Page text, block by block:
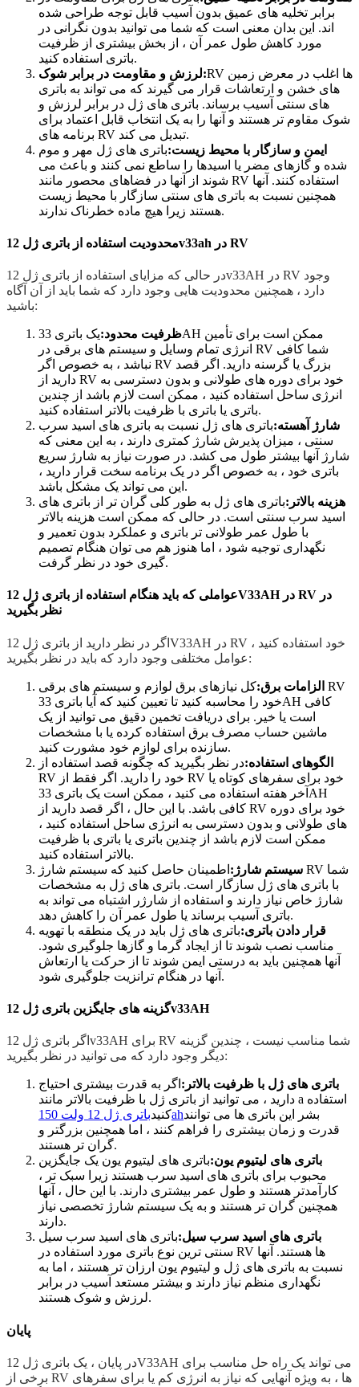
برابر تخلیه های عمیق بدون آسیب قابل توجه طراحی شده
اند. این بدان معنی است که شما می توانید بدون نگرانی در
مورد کاهش طول عمر آن ، از بخش بیشتری از ظرفیت
باتری استفاده کنید.
لرزش و مقاومت در برابر شوک:RV ها اغلب در معرض زمین
های خشن و ارتعاشات قرار می گیرند که می تواند به باتری
های سنتی آسیب برساند. باتری های ژل در برابر لرزش و
شوک مقاوم تر هستند و آنها را به یک انتخاب قابل اعتماد برای
برنامه های RV تبدیل می کند.
ایمن و سازگار با محیط زیست:باتری های ژل مهر و موم
شده و گازهای مضر یا اسیدها را ساطع نمی کنند و باعث می
شوند از آنها در فضاهای محصور مانند RV استفاده کنند. آنها
همچنین نسبت به باتری های سنتی سازگار با محیط زیست
هستند زیرا هیچ ماده خطرناک ندارند.
محدودیت استفاده از باتری ژل 12v33ah در RV
در حالی که مزایای استفاده از باتری ژل 12v33AH در RV وجود
دارد ، همچنین محدودیت هایی وجود دارد که شما باید از آن آگاه
باشید:
ظرفیت محدود:
یک باتری 33AH ممکن است برای تأمین
انرژی تمام وسایل و سیستم های برقی در RV شما کافی
نباشد ، به خصوص اگر RV بزرگ یا گرسنه دارید. اگر قصد
دارید از RV خود برای دوره های طولانی و بدون دسترسی به
انرژی ساحل استفاده کنید ، ممکن است لازم باشد از چندین
باتری یا باتری با ظرفیت بالاتر استفاده کنید.
شارژ آهسته:باتری های ژل نسبت به باتری های اسید سرب
سنتی ، میزان پذیرش شارژ کمتری دارند ، به این معنی که
شارژ آنها بیشتر طول می کشد. در صورت نیاز به شارژ سریع
باتری خود ، به خصوص اگر در یک برنامه سخت قرار دارید ،
این می تواند یک مشکل باشد.
هزینه بالاتر:باتری های ژل به طور کلی گران تر از باتری های
اسید سرب سنتی است. در حالی که ممکن است هزینه بالاتر
با طول عمر طولانی تر باتری و عملکرد بدون تعمیر و
نگهداری توجیه شود ، اما هنوز هم می توان هنگام تصمیم
گیری خود در نظر گرفت.
عواملی که باید هنگام استفاده از باتری ژل 12V33AH در RV در
نظر بگیرید
اگر در نظر دارید از باتری ژل 12V33AH در RV خود استفاده کنید ،
عوامل مختلفی وجود دارد که باید در نظر بگیرید:
الزامات برق:کل نیازهای برق لوازم و سیستم های برقی RV
خود را محاسبه کنید تا تعیین کنید که آیا باتری 33AH کافی
است یا خیر. برای دریافت تخمین دقیق می توانید از یک
ماشین حساب مصرف برق استفاده کرده یا با مشخصات
سازنده برای لوازم خود مشورت کنید.
الگوهای استفاده:در نظر بگیرید که چگونه قصد استفاده از
RV خود را دارید. اگر فقط از RV خود برای سفرهای کوتاه یا
آخر هفته استفاده می کنید ، ممکن است یک باتری 33AH
کافی باشد. با این حال ، اگر قصد دارید از RV خود برای دوره
های طولانی و بدون دسترسی به انرژی ساحل استفاده کنید ،
ممکن است لازم باشد از چندین باتری یا باتری با ظرفیت
بالاتر استفاده کنید.
سیستم شارژ: اطمینان حاصل کنید که سیستم شارژ RV شما
با باتری های ژل سازگار است. باتری های ژل به مشخصات
شارژ خاص نیاز دارند و استفاده از شارژر اشتباه می تواند به
باتری آسیب برساند یا طول عمر آن را کاهش دهد.
قرار دادن باتری:باتری های ژل باید در یک منطقه با تهویه
مناسب نصب شوند تا از ایجاد گرما و گازها جلوگیری شود.
آنها همچنین باید به درستی ایمن شوند تا از حرکت یا ارتعاش
آنها در هنگام ترانزیت جلوگیری شود.
گزینه های جایگزین باتری ژل 12v33AH
اگر باتری ژل 12v33AH برای RV شما مناسب نیست ، چندین گزینه
دیگر وجود دارد که می توانید در نظر بگیرید:
باتری های ژل با ظرفیت بالاتر: اگر به قدرت بیشتری احتیاج
دارید ، می توانید از باتری ژل با ظرفیت بالاتر مانند a استفاده
کنیدباتری ژل 12 ولت 150ahبشر این باتری ها می توانند
قدرت و زمان بیشتری را فراهم کنند ، اما همچنین بزرگتر و
گران تر هستند.
باتری های لیتیوم یون:باتری های لیتیوم یون یک جایگزین
محبوب برای باتری های اسید سرب هستند زیرا سبک تر ،
کارآمدتر هستند و طول عمر بیشتری دارند. با این حال ، آنها
همچنین گران تر هستند و به یک سیستم شارژ تخصصی نیاز
دارند.
باتری های اسید سرب سیل:باتری های اسید سرب سیل
سنتی ترین نوع باتری مورد استفاده در RV ها هستند. آنها
نسبت به باتری های ژل و لیتیوم یون ارزان تر هستند ، اما به
نگهداری منظم نیاز دارند و بیشتر مستعد آسیب در برابر
لرزش و شوک هستند.
پایان
در پایان ، یک باتری ژل 12V33AH می تواند یک راه حل مناسب برای
برخی از RV ها ، به ویژه آنهایی که نیاز به انرژی کم یا برای سفرهای